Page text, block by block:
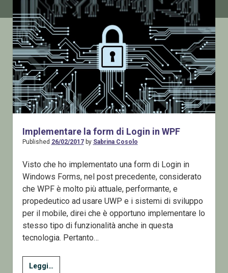
Home
Contatto
Implementare la form di Login in WPF
Published 26/02/2017by Sabrina Cosolo
Visto che ho implementato una form di Login in
Windows Forms, nel post precedente, considerato
che WPF è molto più attuale, performante, e
propedeutico ad usare UWP e i sistemi di sviluppo
per il mobile, direi che è opportuno implementare lo
stesso tipo di funzionalità anche in questa
tecnologia. Pertanto…
Leggi…Implementare